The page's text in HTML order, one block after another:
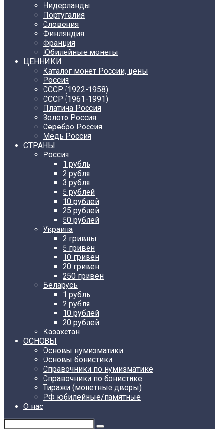
Нидерланды
Португалия
Словения
Финляндия
Франция
Юбилейные монеты
ЦЕННИКИ
Каталог монет России, цены
Россия
СССР (1922-1958)
CCCР (1961-1991)
Платина Россия
Золото Россия
Серебро Россия
Медь Россия
СТРАНЫ
Россия
1 рубль
2 рубля
3 рубля
5 рублей
10 рублей
25 рублей
50 рублей
Украина
2 гривны
5 гривен
10 гривен
20 гривен
250 гривен
Беларусь
1 рубль
2 рубля
10 рублей
20 рублей
Казахстан
ОСНОВЫ
Основы нумизматики
Основы бонистики
Справочники по нумизматике
Справочники по бонистике
Тиражи (монетные дворы)
РФ юбилейные/памятные
О нас